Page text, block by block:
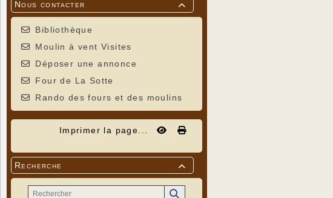

Nous contacter
Bibliothèque
Moulin à vent Visites
Déposer une annonce
Four de La Sotte
Rando des fours et des moulins
Imprimer la page...

Recherche